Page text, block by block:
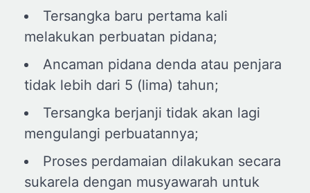
Tersangka baru pertama kali
melakukan perbuatan pidana;
Ancaman pidana denda atau penjara
tidak lebih dari 5 (lima) tahun;
Tersangka berjanji tidak akan lagi
mengulangi perbuatannya;
Proses perdamaian dilakukan secara
sukarela dengan musyawarah untuk